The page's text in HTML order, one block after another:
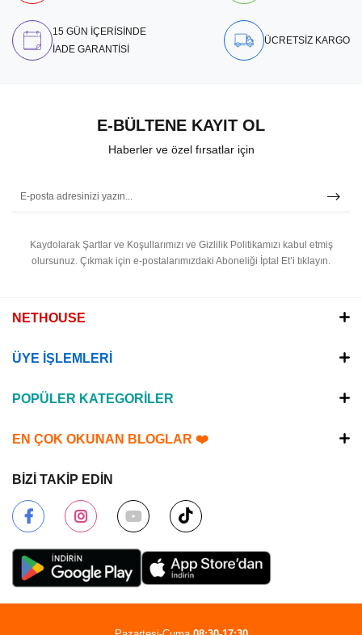
15 GÜN İÇERİSİNDE
İADE GARANTİSİ
ÜCRETSİZ KARGO
E-BÜLTENE KAYIT OL
Haberler ve özel fırsatlar için
Kaydolarak Şartlar ve Koşullarımızı ve Gizlilik Politikamızı kabul etmiş
olursunuz. Çıkmak için e-postalarımızdaki Aboneliği İptal Et’i tıklayın.
NETHOUSE
ÜYE İŞLEMLERİ
POPÜLER KATEGORİLER
EN ÇOK OKUNAN BLOGLAR ❤️
BİZİ TAKİP EDİN